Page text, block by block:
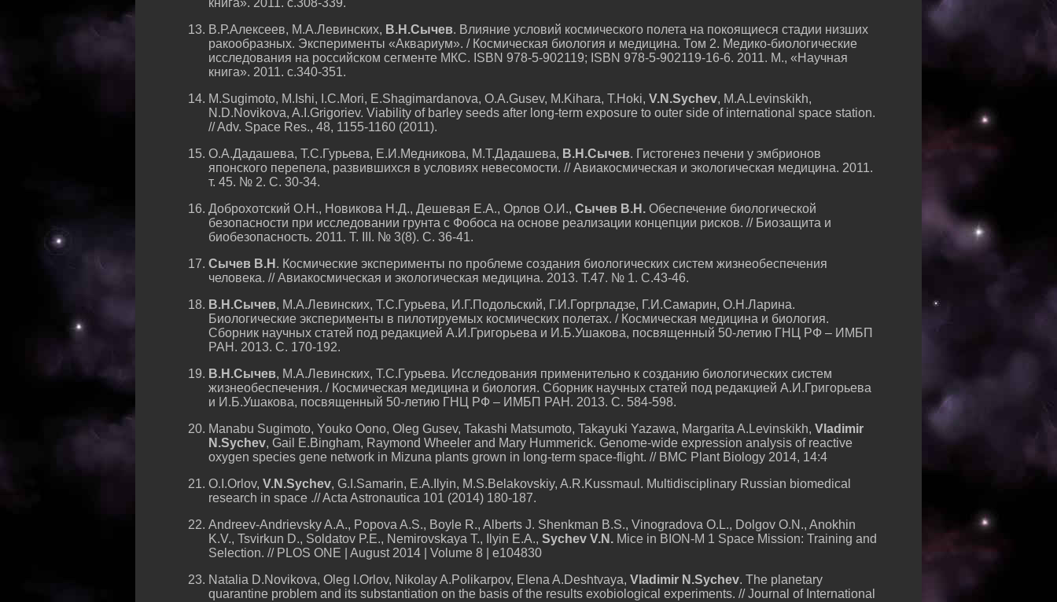
книга». 2011. с.308-339.
В.Р.Алексеев, М.А.Левинских, В.Н.Сычев. Влияние условий космического полета на покоящиеся стадии низших
ракообразных. Эксперименты «Аквариум». / Космическая биология и медицина. Том 2. Медико-биологические
исследования на российском сегменте МКС. ISBN 978-5-902119; ISBN 978-5-902119-16-6. 2011. М., «Научная
книга». 2011. с.340-351.
M.Sugimoto, M.Ishi, I.C.Mori, E.Shagimardanova, O.A.Gusev, M.Kihara, T.Hoki, V.N.Sychev, M.A.Levinskikh,
N.D.Novikova, A.I.Grigoriev. Viability of barley seeds after long-term exposure to outer side of international space station.
// Adv. Space Res., 48, 1155-1160 (2011).
О.А.Дадашева, Т.С.Гурьева, Е.И.Медникова, М.Т.Дадашева, В.Н.Сычев. Гистогенез печени у эмбрионов
японского перепела, развившихся в условиях невесомости. // Авиакосмическая и экологическая медицина. 2011.
т. 45. № 2. С. 30-34.
Доброхотский О.Н., Новикова Н.Д., Дешевая Е.А., Орлов О.И., Сычев В.Н. Обеспечение биологической
безопасности при исследовании грунта с Фобоса на основе реализации концепции рисков. // Биозащита и
биобезопасность. 2011. Т. III. № 3(8). С. 36-41.
Сычев В.Н . Космические эксперименты по проблеме создания биологических систем жизнеобеспечения
человека. // Авиакосмическая и экологическая медицина. 2013. Т.47. № 1. С.43-46.
В.Н.Сычев, М.А.Левинских, Т.С.Гурьева, И.Г.Подольский, Г.И.Горгрладзе, Г.И.Самарин, О.Н.Ларина.
Биологические эксперименты в пилотируемых космических полетах. / Космическая медицина и биология.
Сборник научных статей под редакцией А.И.Григорьева и И.Б.Ушакова, посвященный 50-летию ГНЦ РФ – ИМБП
РАН. 2013. С. 170-192.
В.Н.Сычев, М.А.Левинских, Т.С.Гурьева. Исследования применительно к созданию биологических систем
жизнеобеспечения. / Космическая медицина и биология. Сборник научных статей под редакцией А.И.Григорьева
и И.Б.Ушакова, посвященный 50-летию ГНЦ РФ – ИМБП РАН. 2013. С. 584-598.
Manabu Sugimoto, Youko Oono, Oleg Gusev, Takashi Matsumoto, Takayuki Yazawa, Margarita A.Levinskikh, Vladimir
N.Sychev, Gail E.Bingham, Raymond Wheeler and Mary Hummerick. Genome-wide expression analysis of reactive
oxygen species gene network in Mizuna plants grown in long-term space-flight. // BMC Plant Biology 2014, 14:4
O.I.Orlov, V.N.Sychev, G.I.Samarin, E.A.Ilyin, M.S.Belakovskiy, A.R.Kussmaul. Multidisciplinary Russian biomedical
research in space .// Acta Astronautica 101 (2014) 180-187.
Andreev-Andrievsky A.A., Popova A.S., Boyle R., Alberts J. Shenkman B.S., Vinogradova O.L., Dolgov O.N., Anokhin
K.V., Tsvirkun D., Soldatov P.E., Nemirovskaya T., Ilyin E.A., Sychev V.N. Mice in BION-M 1 Space Mission: Training and
Selection. // PLOS ONE | August 2014 | Volume 8 | e104830
Natalia D.Novikova, Oleg I.Orlov, Nikolay A.Polikarpov, Elena A.Deshtvaya, Vladimir N.Sychev. The planetary
quarantine problem and its substantiation on the basis of the results exobiological experiments. // Journal of International